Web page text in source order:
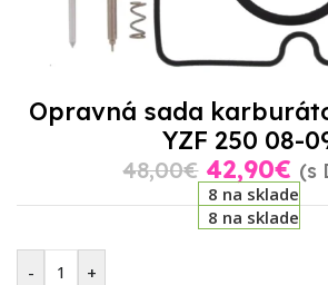
Opravná sada
YZF 250 08-
48,00€ 42,90€ (s
8 na sklade
8 na sklade
- +